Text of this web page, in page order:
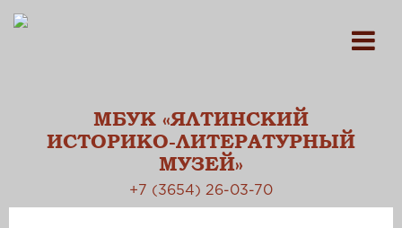
МБУК «ЯЛТИНСКИЙ
ИСТОРИКО-ЛИТЕРАТУРНЫЙ
МУЗЕЙ»
+7 (3654) 26-03-70